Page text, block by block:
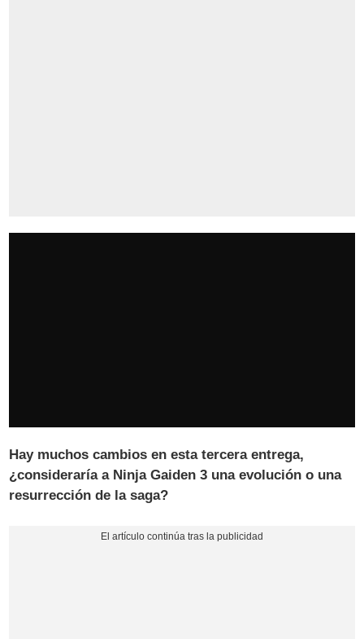
Hay muchos cambios en esta tercera entrega,
¿consideraría a Ninja Gaiden 3 una evolución o una
resurrección de la saga?